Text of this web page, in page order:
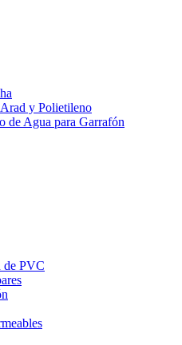
y Polietileno
de Agua para Garrafón
de PVC